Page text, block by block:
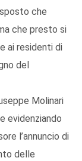
che
che presto si
ai residenti di
del
Molinari
evidenziando
l’annuncio di
delle